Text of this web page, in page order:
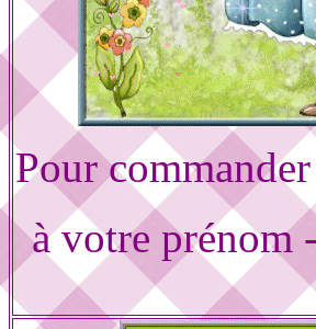
Pour
à votre prénom